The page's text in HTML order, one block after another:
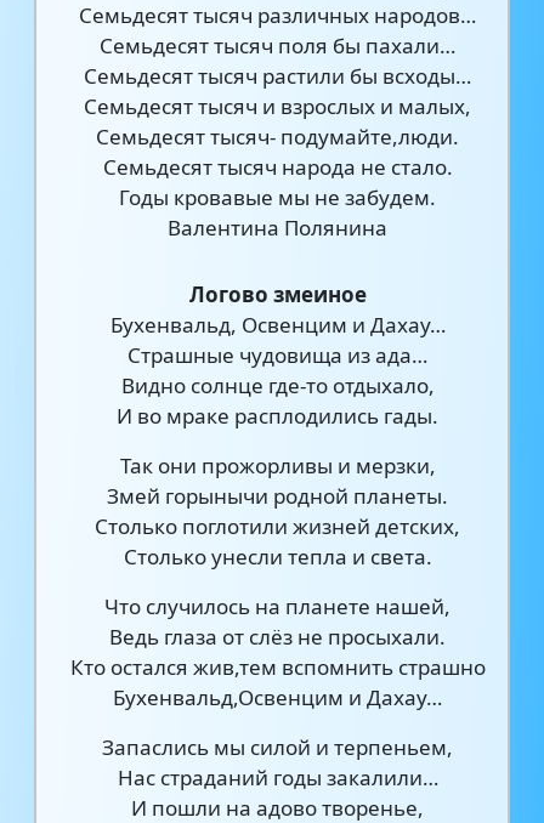
Семьдесят тысяч различных народов…
Семьдесят тысяч поля бы пахали…
Семьдесят тысяч растили бы всходы…
Семьдесят тысяч и взрослых и малых,
Семьдесят тысяч- подумайте,люди.
Семьдесят тысяч народа не стало.
Годы кровавые мы не забудем.
Валентина Полянина
Логово змеиное
Бухенвальд, Освенцим и Дахау…
Страшные чудовища из ада…
Видно солнце где-то отдыхало,
И во мраке расплодились гады.
Так они прожорливы и мерзки,
Змей горынычи родной планеты.
Столько поглотили жизней детских,
Столько унесли тепла и света.
Что случилось на планете нашей,
Ведь глаза от слёз не просыхали.
Кто остался жив,тем вспомнить страшно
Бухенвальд,Освенцим и Дахау…
Запаслись мы силой и терпеньем,
Нас страданий годы закалили…
И пошли на адово творенье,